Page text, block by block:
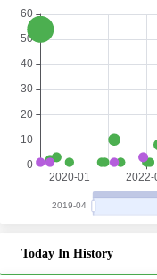
Today In History